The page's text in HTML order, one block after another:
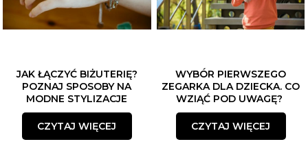
JAK ŁĄCZYĆ BIŻUTERIĘ?
POZNAJ SPOSOBY NA
MODNE STYLIZACJE
CZYTAJ WIĘCEJ
WYBÓR PIERWSZEGO
ZEGARKA DLA DZIECKA. CO
WZIĄĆ POD UWAGĘ?
CZYTAJ WIĘCEJ